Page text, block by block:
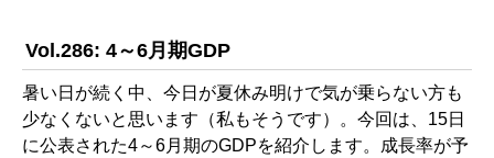
Vol.286: 4～6月期GDP
暑い日が続く中、今日が夏休み明けで気が乗らない方も
少なくないと思います（私もそうです）。今回は、15日
に公表された4～6月期のGDPを紹介します。成長率が予